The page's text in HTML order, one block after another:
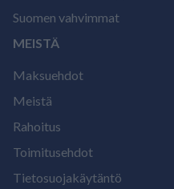
Suomen vahvimmat
MEISTÄ
Maksuehdot
Meistä
Rahoitus
Toimitusehdot
Tietosuojakäytäntö